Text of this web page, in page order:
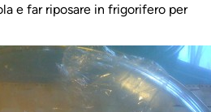
e far riposare in frigorifero per